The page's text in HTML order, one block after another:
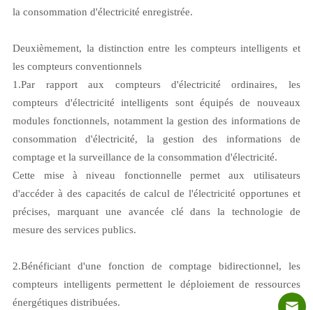
la consommation d'électricité enregistrée.
Deuxièmement, la distinction entre les compteurs intelligents et
les compteurs conventionnels
1.Par rapport aux compteurs d'électricité ordinaires, les
compteurs d'électricité intelligents sont équipés de nouveaux
modules fonctionnels, notamment la gestion des informations de
consommation d'électricité, la gestion des informations de
comptage et la surveillance de la consommation d'électricité.
Cette mise à niveau fonctionnelle permet aux utilisateurs
d'accéder à des capacités de calcul de l'électricité opportunes et
précises, marquant une avancée clé dans la technologie de
mesure des services publics.
2.Bénéficiant d'une fonction de comptage bidirectionnel, les
compteurs intelligents permettent le déploiement de ressources
énergétiques distribuées.